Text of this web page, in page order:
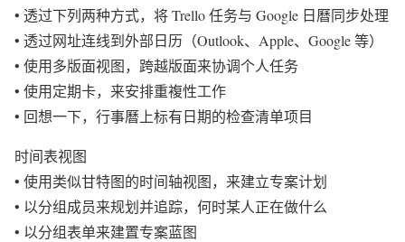
• 透过下列两种方式，将 Trello 任务与 Google 日曆同步处理
• 透过网址连线到外部日历（Outlook、Apple、Google 等）
• 使用多版面视图，跨越版面来协调个人任务
• 使用定期卡，来安排重複性工作
• 回想一下，行事曆上标有日期的检查清单项目
时间表视图
• 使用类似甘特图的时间轴视图，来建立专案计划
• 以分组成员来规划并追踪，何时某人正在做什么
• 以分组表单来建置专案蓝图